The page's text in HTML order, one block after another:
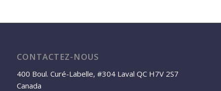
CONTACTEZ-NOUS
400 Boul. Curé-Labelle, #304 Laval QC H7V 2S7
Canada